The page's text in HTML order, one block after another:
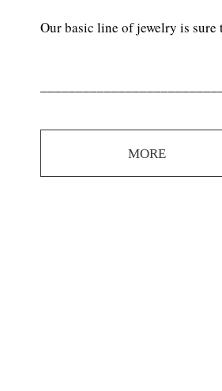
Our basic line of jewelry is
MORE